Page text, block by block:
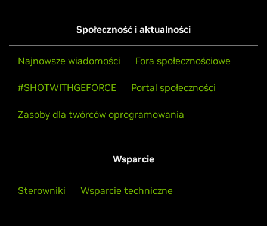
Społeczność i aktualności
Najnowsze wiadomości Fora społecznościowe
#SHOTWITHGEFORCE Portal społeczności
Zasoby dla twórców oprogramowania
Wsparcie
Sterowniki Wsparcie techniczne